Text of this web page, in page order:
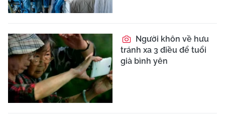
Người khôn về hưu
tránh xa 3 điều để tuổi
già bình yên